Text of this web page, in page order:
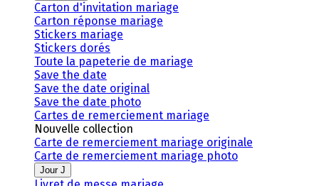
Carton d'invitation mariage
Carton réponse mariage
Stickers mariage
Stickers dorés
Toute la papeterie de mariage
Save the date
Save the date original
Save the date photo
Cartes de remerciement mariage
Nouvelle collection
Carte de remerciement mariage originale
Carte de remerciement mariage photo
Jour J